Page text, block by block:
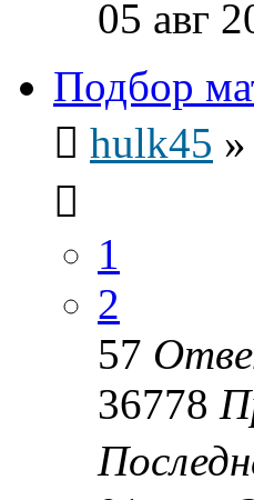
05 авг
Подбор
hulk45 »
1
2
57
36778